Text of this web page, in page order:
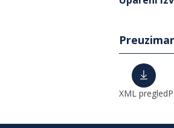
XML pregled